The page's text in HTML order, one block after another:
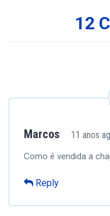
12
Marcos 11 anos
Como é vendida a
Reply